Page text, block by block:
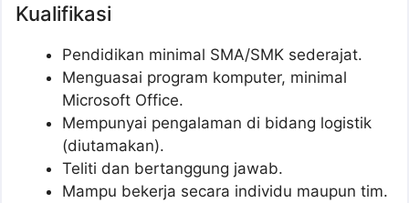
Kualifikasi
Pendidikan minimal SMA/SMK sederajat.
Menguasai program komputer, minimal
Microsoft Office.
Mempunyai pengalaman di bidang logistik
(diutamakan).
Teliti dan bertanggung jawab.
Mampu bekerja secara individu maupun tim.